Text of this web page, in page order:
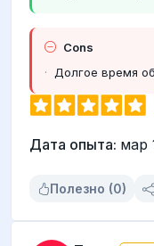
Cons
Долгое время
Дата опыта: мар
Полезно (0)